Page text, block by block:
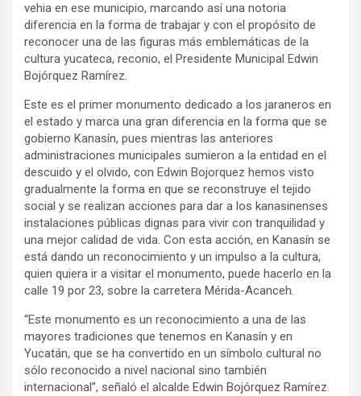
vehia en ese municipio, marcando así una notoria
diferencia en la forma de trabajar y con el propósito de
reconocer una de las figuras más emblemáticas de la
cultura yucateca, reconio, el Presidente Municipal Edwin
Bojórquez Ramírez.
Este es el primer monumento dedicado a los jaraneros en
el estado y marca una gran diferencia en la forma que se
gobierno Kanasín, pues mientras las anteriores
administraciones municipales sumieron a la entidad en el
descuido y el olvido, con Edwin Bojorquez hemos visto
gradualmente la forma en que se reconstruye el tejido
social y se realizan acciones para dar a los kanasinenses
instalaciones públicas dignas para vivir con tranquilidad y
una mejor calidad de vida. Con esta acción, en Kanasín se
está dando un reconocimiento y un impulso a la cultura,
quien quiera ir a visitar el monumento, puede hacerlo en la
calle 19 por 23, sobre la carretera Mérida-Acanceh.
“Este monumento es un reconocimiento a una de las
mayores tradiciones que tenemos en Kanasín y en
Yucatán, que se ha convertido en un símbolo cultural no
sólo reconocido a nivel nacional sino también
internacional”, señaló el alcalde Edwin Bojórquez Ramírez.